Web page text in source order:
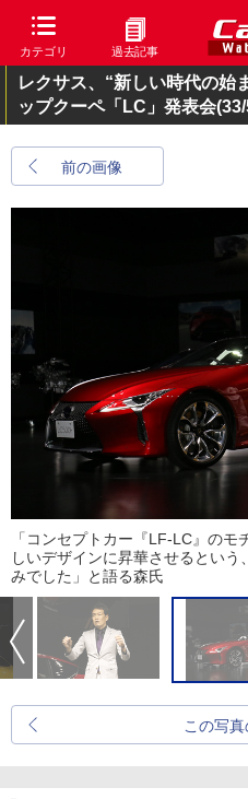
カテゴリ 過去記事
レクサス、“新しい時代の始
ップクーペ「LC」発表会
前の画像
「コンセプトカー『LF-LC』の
しいデザインに昇華させるとい
みでした」と語る森氏
この写